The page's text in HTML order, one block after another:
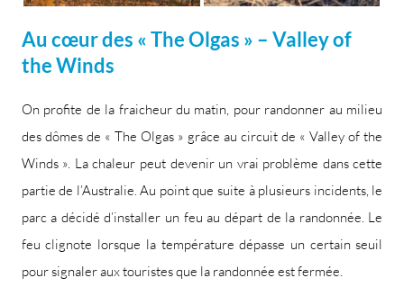
Au cœur des « The Olgas » – Valley of
the Winds
On profite de la fraicheur du matin, pour randonner au milieu
des dômes de « The Olgas » grâce au circuit de « Valley of the
Winds ». La chaleur peut devenir un vrai problème dans cette
partie de l’Australie. Au point que suite à plusieurs incidents, le
parc a décidé d’installer un feu au départ de la randonnée. Le
feu clignote lorsque la température dépasse un certain seuil
pour signaler aux touristes que la randonnée est fermée.